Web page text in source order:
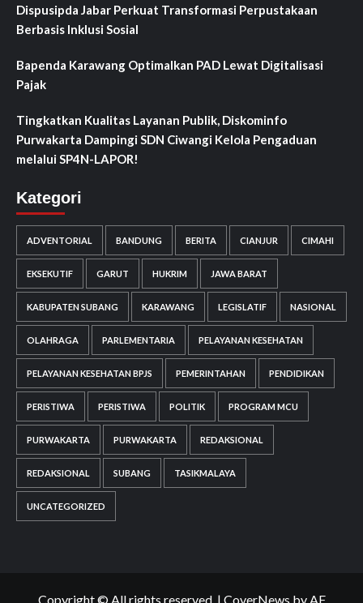
Dispusipda Jabar Perkuat Transformasi Perpustakaan
Berbasis Inklusi Sosial
Bapenda Karawang Optimalkan PAD Lewat Digitalisasi
Pajak
Tingkatkan Kualitas Layanan Publik, Diskominfo
Purwakarta Dampingi SDN Ciwangi Kelola Pengaduan
melalui SP4N-LAPOR!
Kategori
ADVENTORIAL BANDUNG BERITA CIANJUR CIMAHI
EKSEKUTIF GARUT HUKRIM JAWA BARAT
KABUPATEN SUBANG KARAWANG LEGISLATIF NASIONAL
OLAHRAGA PARLEMENTARIA PELAYANAN KESEHATAN
PELAYANAN KESEHATAN BPJS PEMERINTAHAN PENDIDIKAN
PERISTIWA PERISTIWA POLITIK PROGRAM MCU
PURWAKARTA PURWAKARTA REDAKSIONAL
REDAKSIONAL SUBANG TASIKMALAYA
UNCATEGORIZED
Copyright © All rights reserved. | CoverNews by AF